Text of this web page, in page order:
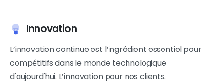
Innovation
L’innovation continue est l’ingrédient essentiel pour
compétitifs dans le monde technologique
d'aujourd'hui. L’innovation pour nos clients.